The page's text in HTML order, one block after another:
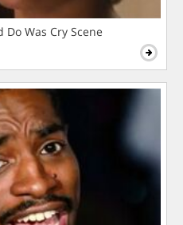
Was Cry Scene